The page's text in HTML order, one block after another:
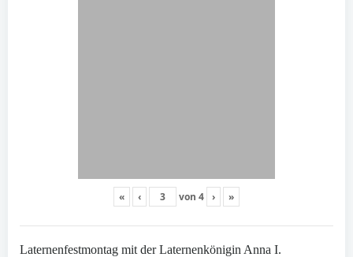
« ‹ von 4 › »
Laternenfestmontag mit der Laternenkönigin Anna I.